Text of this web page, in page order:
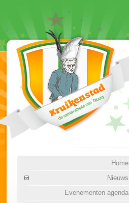
Home
Nieuws
Evenementen agenda